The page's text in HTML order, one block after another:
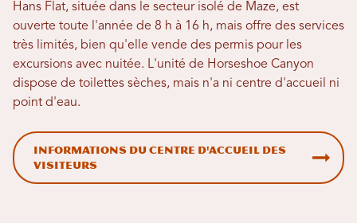
Hans Flat, située dans le secteur isolé de Maze, est
ouverte toute l'année de 8 h à 16 h, mais offre des services
très limités, bien qu'elle vende des permis pour les
excursions avec nuitée. L'unité de Horseshoe Canyon
dispose de toilettes sèches, mais n'a ni centre d'accueil ni
point d'eau.
Informations du centre d'accueil des
visiteurs